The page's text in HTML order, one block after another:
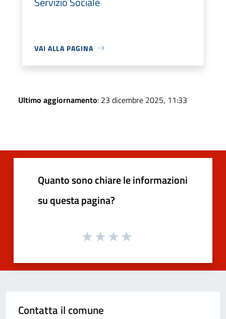
VAI ALLA PAGINA
Ultimo aggiornamento: 23 dicembre 2025, 11:33
Quanto sono chiare le informazioni
su questa pagina?
Contatta il comune